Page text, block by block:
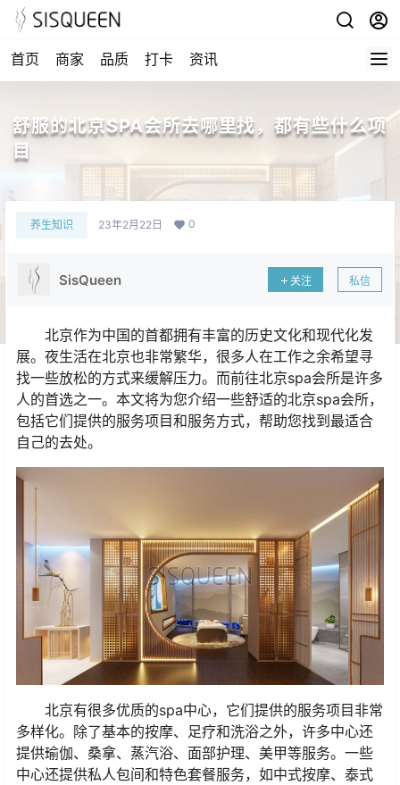
首页 商家 品质 打卡 资讯
舒服的北京SPA会所去哪里找，都有些什么项
目
养生知识 23年2月22日 0
SisQueen 关注 私信
北京作为中国的首都拥有丰富的历史文化和现代化发
展。夜生活在北京也非常繁华，很多人在工作之余希望寻
找一些放松的方式来缓解压力。而前往北京spa会所是许多
人的首选之一。本文将为您介绍一些舒适的北京spa会所，
包括它们提供的服务项目和服务方式，帮助您找到最适合
自己的去处。
北京有很多优质的spa中心，它们提供的服务项目非常
多样化。除了基本的按摩、足疗和洗浴之外，许多中心还
提供瑜伽、桑拿、蒸汽浴、面部护理、美甲等服务。一些
中心还提供私人包间和特色套餐服务，如中式按摩、泰式